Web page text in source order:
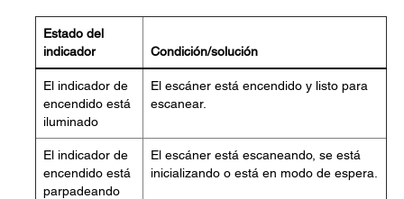
Estado del
indicador
Condición/solución
El indicador de
encendido está
iluminado
El escáner está encendido y listo para
escanear.
El indicador de
encendido está
parpadeando
El escáner está escaneando, se está
inicializando o está en modo de espera.